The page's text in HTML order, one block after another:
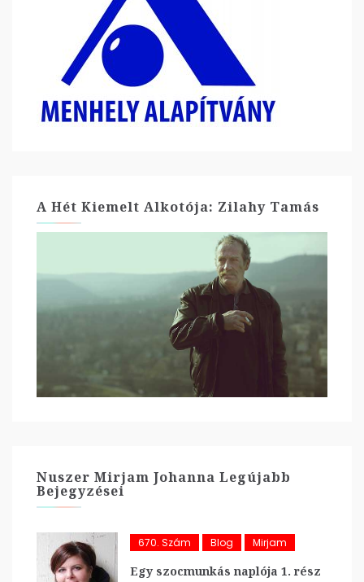
A Hét Kiemelt Alkotója: Zilahy Tamás
Nuszer Mirjam Johanna Legújabb
Bejegyzései
670. Szám Blog Mirjam
Egy szocmunkás naplója 1. rész